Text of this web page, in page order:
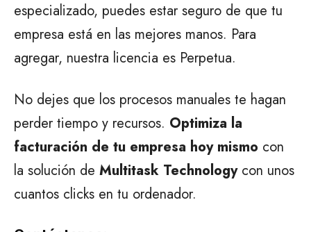
especializado, puedes estar seguro de que tu
empresa está en las mejores manos. Para
agregar, nuestra licencia es Perpetua.
No dejes que los procesos manuales te hagan
perder tiempo y recursos. Optimiza la
facturación de tu empresa hoy mismo con
la solución de Multitask Technologycon unos
cuantos clicks en tu ordenador.